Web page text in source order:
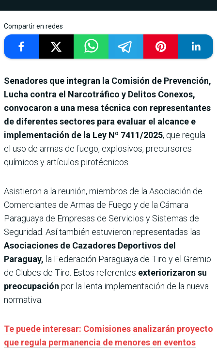
Compartir en redes
Senadores que integran la Comisión de Prevención,
Lucha contra el Narcotráfico y Delitos Conexos,
convocaron a una mesa técnica con representantes
de diferentes sectores para evaluar el alcance e
implementación de la Ley Nº 7411/2025, que regula
el uso de armas de fuego, explosivos, precursores
químicos y artículos pirotécnicos.
Asistieron a la reunión, miembros de la Asociación de
Comerciantes de Armas de Fuego y de la Cámara
Paraguaya de Empresas de Servicios y Sistemas de
Seguridad. Así también estuvieron representadas las
Asociaciones de Cazadores Deportivos del
Paraguay, la Federación Paraguaya de Tiro y el Gremio
de Clubes de Tiro. Estos referentes exteriorizaron su
preocupación por la lenta implementación de la nueva
normativa.
Te puede interesar: Comisiones analizarán proyecto
que regula permanencia de menores en eventos